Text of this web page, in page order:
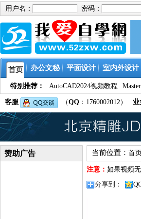
用户名： 密码：
首页 办公文秘 平面设计 室内外设计
特别推荐： AutoCAD2024视频教程
客服 （QQ ：1760002012） 业
赞助广告 当前位置： 首页
注意： 如果视频
分享到：